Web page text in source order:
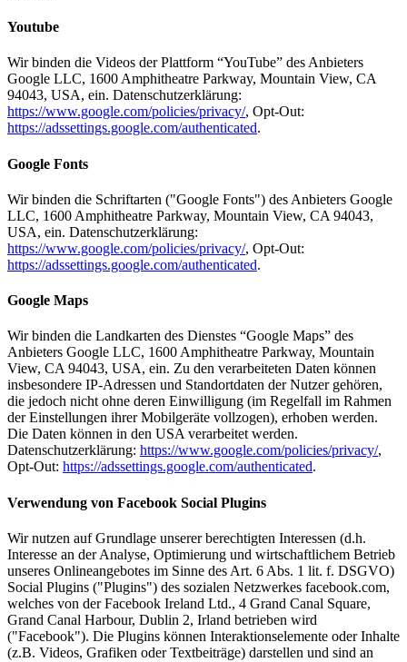
Youtube
Wir binden die Videos der Plattform “YouTube” des Anbieters
Google LLC, 1600 Amphitheatre Parkway, Mountain View, CA
94043, USA, ein. Datenschutzerklärung:
https://www.google.com/policies/privacy/, Opt-Out:
https://adssettings.google.com/authenticated.
Google Fonts
Wir binden die Schriftarten ("Google Fonts") des Anbieters Google
LLC, 1600 Amphitheatre Parkway, Mountain View, CA 94043,
USA, ein. Datenschutzerklärung:
https://www.google.com/policies/privacy/, Opt-Out:
https://adssettings.google.com/authenticated.
Google Maps
Wir binden die Landkarten des Dienstes “Google Maps” des
Anbieters Google LLC, 1600 Amphitheatre Parkway, Mountain
View, CA 94043, USA, ein. Zu den verarbeiteten Daten können
insbesondere IP-Adressen und Standortdaten der Nutzer gehören,
die jedoch nicht ohne deren Einwilligung (im Regelfall im Rahmen
der Einstellungen ihrer Mobilgeräte vollzogen), erhoben werden.
Die Daten können in den USA verarbeitet werden.
Datenschutzerklärung: https://www.google.com/policies/privacy/,
Opt-Out: https://adssettings.google.com/authenticated.
Verwendung von Facebook Social Plugins
Wir nutzen auf Grundlage unserer berechtigten Interessen (d.h.
Interesse an der Analyse, Optimierung und wirtschaftlichem Betrieb
unseres Onlineangebotes im Sinne des Art. 6 Abs. 1 lit. f. DSGVO)
Social Plugins ("Plugins") des sozialen Netzwerkes facebook.com,
welches von der Facebook Ireland Ltd., 4 Grand Canal Square,
Grand Canal Harbour, Dublin 2, Irland betrieben wird
("Facebook"). Die Plugins können Interaktionselemente oder Inhalte
(z.B. Videos, Grafiken oder Textbeiträge) darstellen und sind an